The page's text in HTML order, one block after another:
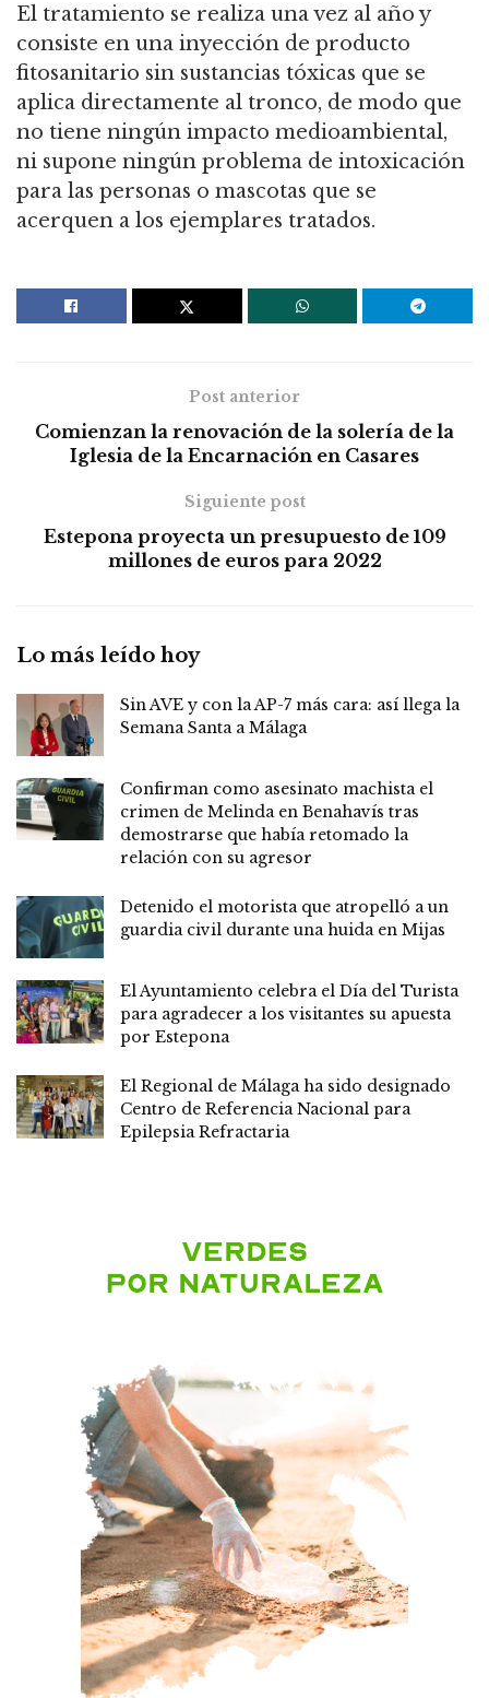
El tratamiento se realiza una vez al año y
consiste en una inyección de producto
fitosanitario sin sustancias tóxicas que se
aplica directamente al tronco, de modo que
no tiene ningún impacto medioambiental,
ni supone ningún problema de intoxicación
para las personas o mascotas que se
acerquen a los ejemplares tratados.
Post anterior
Comienzan la renovación de la solería de la
Iglesia de la Encarnación en Casares
Siguiente post
Estepona proyecta un presupuesto de 109
millones de euros para 2022
Lo más leído hoy
Sin AVE y con la AP-7 más cara: así llega la
Semana Santa a Málaga
Confirman como asesinato machista el
crimen de Melinda en Benahavís tras
demostrarse que había retomado la
relación con su agresor
Detenido el motorista que atropelló a un
guardia civil durante una huida en Mijas
El Ayuntamiento celebra el Día del Turista
para agradecer a los visitantes su apuesta
por Estepona
El Regional de Málaga ha sido designado
Centro de Referencia Nacional para
Epilepsia Refractaria